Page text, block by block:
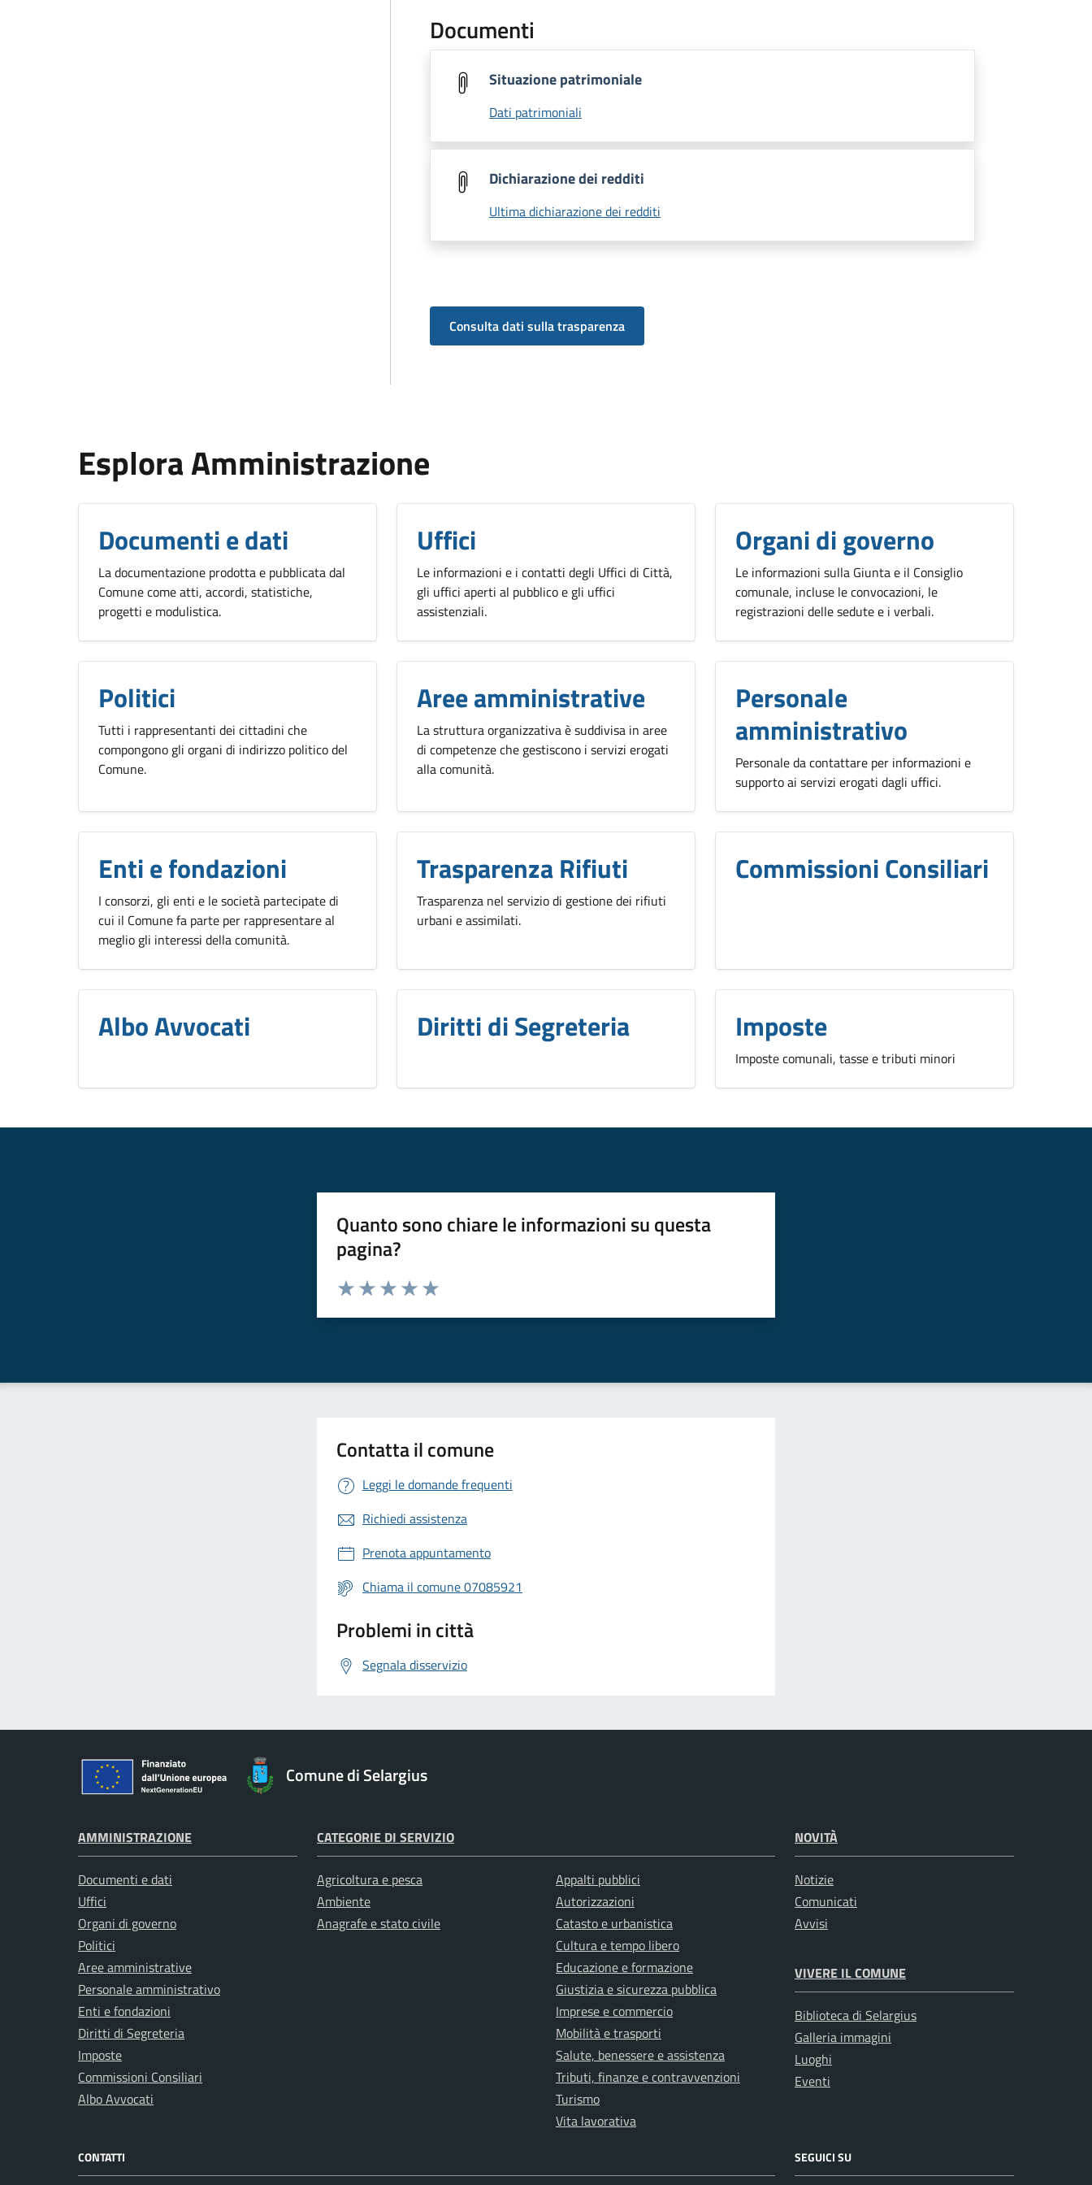
Documenti
Situazione patrimoniale
Dati patrimoniali
Dichiarazione dei redditi
Ultima dichiarazione dei redditi
Consulta dati sulla trasparenza
Esplora Amministrazione
Documenti e dati
La documentazione prodotta e pubblicata dal
Comune come atti, accordi, statistiche,
progetti e modulistica.
Uffici
Le informazioni e i contatti degli Uffici di Città,
gli uffici aperti al pubblico e gli uffici
assistenziali.
Organi di governo
Le informazioni sulla Giunta e il Consiglio
comunale, incluse le convocazioni, le
registrazioni delle sedute e i verbali.
Politici
Tutti i rappresentanti dei cittadini che
compongono gli organi di indirizzo politico del
Comune.
Aree amministrative
La struttura organizzativa è suddivisa in aree
di competenze che gestiscono i servizi erogati
alla comunità.
Personale
amministrativo
Personale da contattare per informazioni e
supporto ai servizi erogati dagli uffici.
Enti e fondazioni
I consorzi, gli enti e le società partecipate di
cui il Comune fa parte per rappresentare al
meglio gli interessi della comunità.
Trasparenza Rifiuti
Trasparenza nel servizio di gestione dei rifiuti
urbani e assimilati.
Commissioni Consiliari
Albo Avvocati Diritti di Segreteria Imposte
Imposte comunali, tasse e tributi minori
Quanto sono chiare le informazioni su questa
pagina?
Valuta da 1 a 5 stelle la pagina
Contatta il comune
Leggi le domande frequenti
Richiedi assistenza
Prenota appuntamento
Chiama il comune 07085921
Problemi in città
Segnala disservizio
Comune di Selargius
AMMINISTRAZIONE
Documenti e dati
Uffici
Organi di governo
Politici
Aree amministrative
Personale amministrativo
Enti e fondazioni
Diritti di Segreteria
Imposte
Commissioni Consiliari
Albo Avvocati
CATEGORIE DI SERVIZIO
Agricoltura e pesca
Ambiente
Anagrafe e stato civile
Appalti pubblici
Autorizzazioni
Catasto e urbanistica
Cultura e tempo libero
Educazione e formazione
Giustizia e sicurezza pubblica
Imprese e commercio
Mobilità e trasporti
Salute, benessere e assistenza
Tributi, finanze e contravvenzioni
Turismo
Vita lavorativa
NOVITÀ
Notizie
Comunicati
Avvisi
VIVERE IL COMUNE
Biblioteca di Selargius
Galleria immagini
Luoghi
Eventi
CONTATTI SEGUICI SU